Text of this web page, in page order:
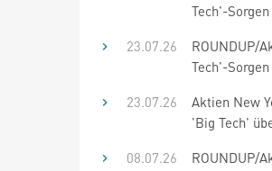
Tech'-
23.07.26
ROUNDUP/
Tech'-
23.07.26
Aktien New
'Big Tech'
08.07.26
ROUNDUP/